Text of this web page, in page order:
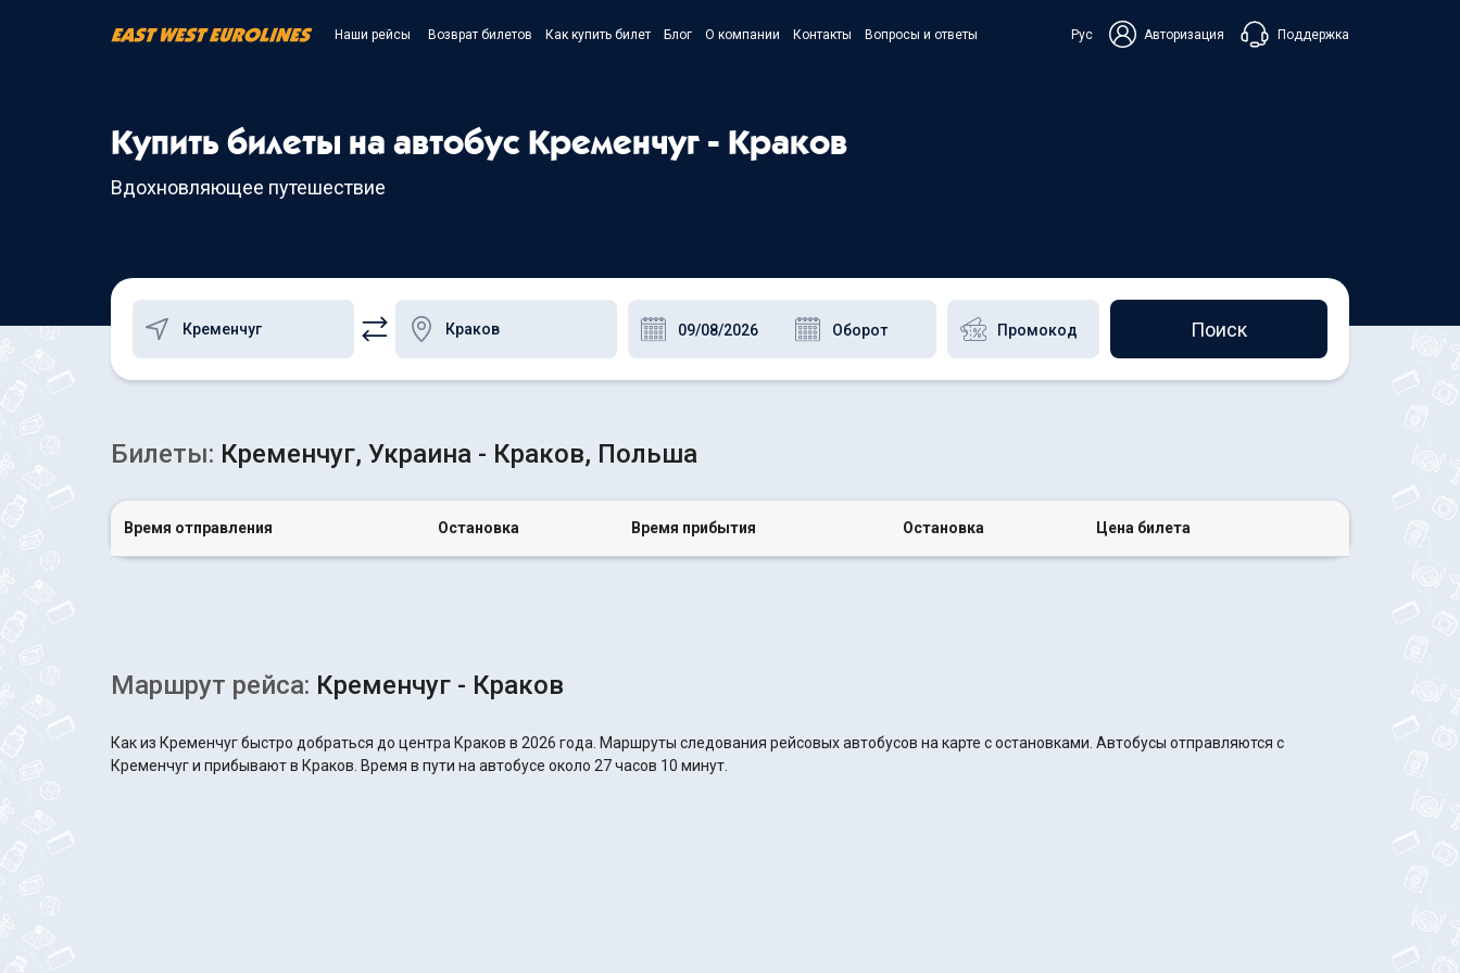
Наши рейсы Возврат билетов Как купить билет Блог О компании Контакты Вопросы и ответы Рус Авторизация Поддержка
Чат в Messenger
Купить билеты на автобус Кременчуг - Краков
Вдохновляющее путешествие
Поиск
Билеты: Кременчуг, Украина - Краков, Польша
Время отправления Остановка Время прибытия Остановка Цена билета
Маршрут рейса: Кременчуг - Краков
Как из Кременчуг быстро добраться до центра Краков в 2026 года. Маршруты следования рейсовых автобусов на карте с остановками. Автобусы отправляются с
Кременчуг и прибывают в Краков. Время в пути на автобусе около 27 часов 10 минут.